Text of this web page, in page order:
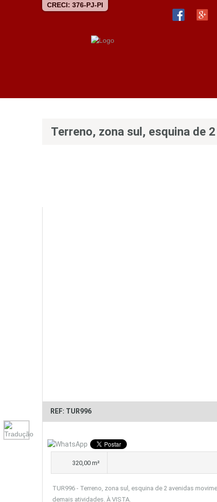
CRECI: 376-PJ-PI
Terreno, zona sul, esquina de
REF: TUR996
320,00 m²
TUR996 - Terreno, zona sul, esquina de 2 avenidas
demais atividades. À VISTA.